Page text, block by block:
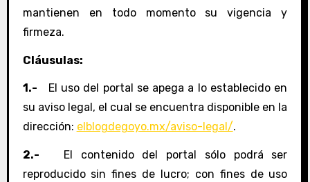
mantienen en todo momento su vigencia y
firmeza.
Cláusulas:
1.- El uso del portal se apega a lo establecido en
su aviso legal, el cual se encuentra disponible en la
dirección: elblogdegoyo.mx/aviso-legal/.
2.- El contenido del portal sólo podrá ser
reproducido sin fines de lucro; con fines de uso